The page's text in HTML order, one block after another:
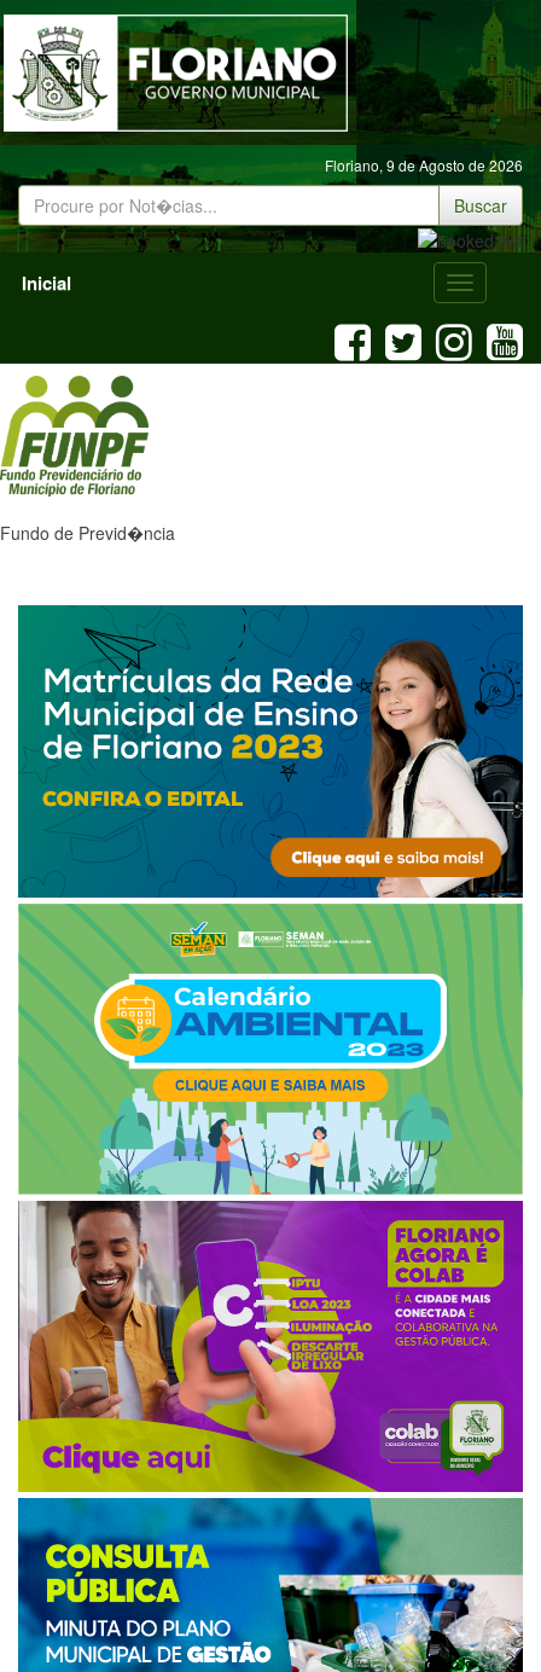
Floriano, 9 de Agosto de 2026
Buscar
Menu
Mobile
Inicial
Fundo de Previd�ncia